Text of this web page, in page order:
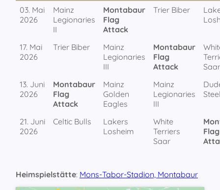
03. Mai
2026
Mainz
Legionaries
II
Montabaur
Flag
Attack
Trier Biber
17. Mai
2026
Trier Biber
Mainz
Legionaries
III
Montabaur
Flag
Attack
Saar
13. Juni
2026
Montabaur
Flag
Attack
Mainz
Golden
Eagles
Mainz
Legionaries
III
21. Juni
2026
Celtic Bulls
Lakers
Losheim
White
Terriers
Saar
Flag
Heimspielstätte: Mons-Tabor-Stadion, Montabaur